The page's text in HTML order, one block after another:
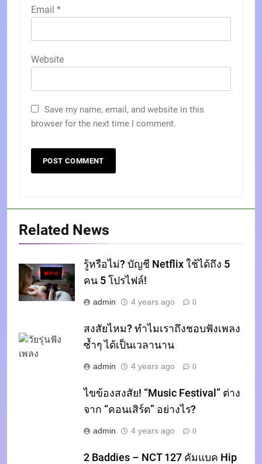
Email *
Website
Save my name, email, and website in this
browser for the next time I comment.
Related News
รู้หรือไม่? บัญชี Netflix ใช้ได้ถึง 5
คน 5 โปรไฟล์!
admin 4 years ago 0
สงสัยไหม? ทำไมเราถึงชอบฟังเพลง
ซ้ำๆ ได้เป็นเวลานาน
admin 4 years ago 0
ไขข้องสงสัย! “Music Festival” ต่าง
จาก “คอนเสิร์ต” อย่างไร?
admin 4 years ago 0
2 Baddies – NCT 127 คัมแบค Hip